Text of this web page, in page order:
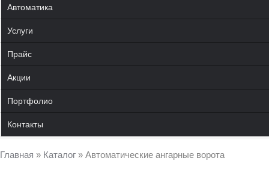
Автоматика
Услуги
Прайс
Акции
Портфолио
Контакты
Главная » Каталог » Автоматические ангарные ворота